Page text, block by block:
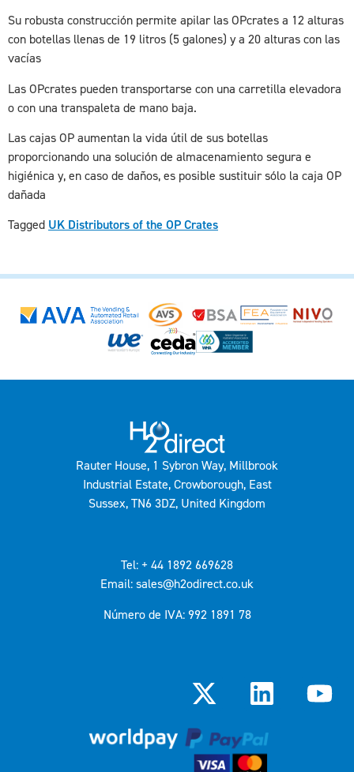
Su robusta construcción permite apilar las OPcrates a 12 alturas
con botellas llenas de 19 litros (5 galones) y a 20 alturas con las
vacías
Las OPcrates pueden transportarse con una carretilla elevadora
o con una transpaleta de mano baja.
Las cajas OP aumentan la vida útil de sus botellas
proporcionando una solución de almacenamiento segura e
higiénica y, en caso de daños, es posible sustituir sólo la caja OP
dañada
Tagged UK Distributors of the OP Crates
Rauter House, 1 Sybron Way, Millbrook
Industrial Estate, Crowborough, East
Sussex, TN6 3DZ, United Kingdom
Tel: + 44 1892 669628
Email: sales@h2odirect.co.uk
Número de IVA: 992 1891 78